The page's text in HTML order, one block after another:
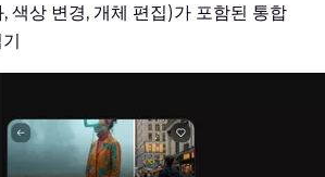
색상 변경, 개체 편집)가 포함된 통합